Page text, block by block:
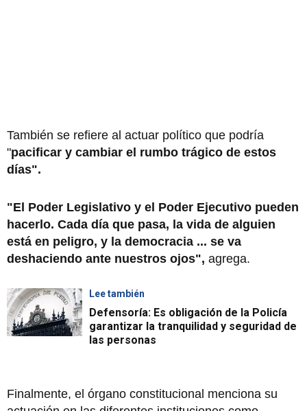
También se refiere al actuar político que podría
"pacificar y cambiar el rumbo trágico de estos
días".
"El Poder Legislativo y el Poder Ejecutivo pueden
hacerlo. Cada día que pasa, la vida de alguien
está en peligro, y la democracia ... se va
deshaciendo ante nuestros ojos", agrega.
Lee también
Defensoría: Es obligación de la Policía
garantizar la tranquilidad y seguridad de
las personas
Finalmente, el órgano constitucional menciona su